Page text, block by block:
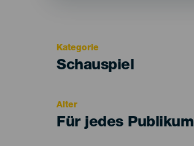
Kategorie
Categoría
Schauspiel
Alter
Edad
Für jedes Publikum